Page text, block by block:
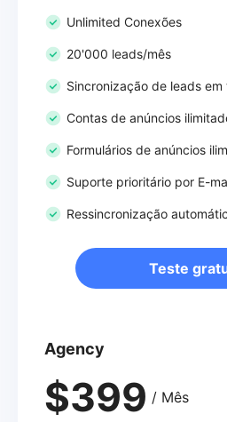
Unlimited Conexões
20'000 leads/mês
Sincronização de leads em
Contas de anúncios
Formulários de anúncios
Suporte prioritário por E-
Ressincronização
Teste
Agency
$399 / Mês